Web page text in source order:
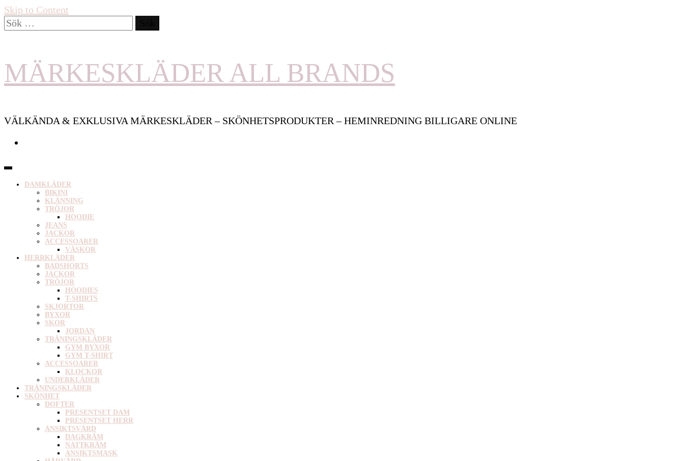
Skip to Content
Sök
efter:
MÄRKESKLÄDER ALL BRANDS
VÄLKÄNDA & EXKLUSIVA MÄRKESKLÄDER – SKÖNHETSPRODUKTER – HEMINREDNING BILLIGARE ONLINE
DAMKLÄDER
BIKINI
KLÄNNING
TRÖJOR
HOODIE
JEANS
JACKOR
ACCESSOARER
VÄSKOR
HERRKLÄDER
BADSHORTS
JACKOR
TRÖJOR
HOODIES
T-SHIRTS
SKJORTOR
BYXOR
SKOR
JORDAN
TRÄNINGSKLÄDER
GYM BYXOR
GYM T-SHIRT
ACCESSOARER
KLOCKOR
UNDERKLÄDER
TRÄNINGSKLÄDER
SKÖNHET
DOFTER
PRESENTSET DAM
PRESENTSET HERR
ANSIKTSVÅRD
DAGKRÄM
NATTKRÄM
ANSIKTSMASK